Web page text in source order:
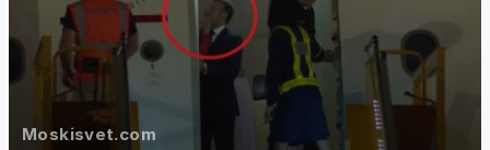
Moskisvet.com